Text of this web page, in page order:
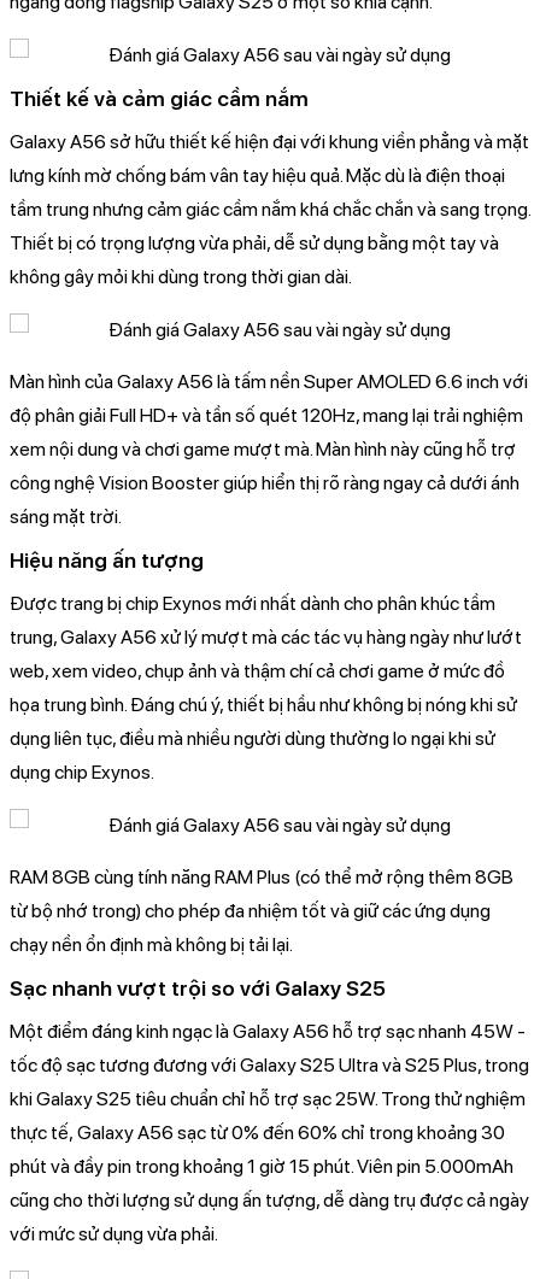
Thiết kế và cảm giác cầm nắm
Galaxy A56 sở hữu thiết kế hiện đại với khung viền phẳng và mặt
lưng kính mờ chống bám vân tay hiệu quả. Mặc dù là điện thoại
tầm trung nhưng cảm giác cầm nắm khá chắc chắn và sang trọng.
Thiết bị có trọng lượng vừa phải, dễ sử dụng bằng một tay và
không gây mỏi khi dùng trong thời gian dài.
Màn hình của Galaxy A56 là tấm nền Super AMOLED 6.6 inch với
độ phân giải Full HD+ và tần số quét 120Hz, mang lại trải nghiệm
xem nội dung và chơi game mượt mà. Màn hình này cũng hỗ trợ
công nghệ Vision Booster giúp hiển thị rõ ràng ngay cả dưới ánh
sáng mặt trời.
Hiệu năng ấn tượng
Được trang bị chip Exynos mới nhất dành cho phân khúc tầm
trung, Galaxy A56 xử lý mượt mà các tác vụ hàng ngày như lướt
web, xem video, chụp ảnh và thậm chí cả chơi game ở mức đồ
họa trung bình. Đáng chú ý, thiết bị hầu như không bị nóng khi sử
dụng liên tục, điều mà nhiều người dùng thường lo ngại khi sử
dụng chip Exynos.
RAM 8GB cùng tính năng RAM Plus (có thể mở rộng thêm 8GB
từ bộ nhớ trong) cho phép đa nhiệm tốt và giữ các ứng dụng
chạy nền ổn định mà không bị tải lại.
Sạc nhanh vượt trội so với Galaxy S25
Một điểm đáng kinh ngạc là Galaxy A56 hỗ trợ sạc nhanh 45W -
tốc độ sạc tương đương với Galaxy S25 Ultra và S25 Plus, trong
khi Galaxy S25 tiêu chuẩn chỉ hỗ trợ sạc 25W. Trong thử nghiệm
thực tế, Galaxy A56 sạc từ 0% đến 60% chỉ trong khoảng 30
phút và đầy pin trong khoảng 1 giờ 15 phút. Viên pin 5.000mAh
cũng cho thời lượng sử dụng ấn tượng, dễ dàng trụ được cả ngày
với mức sử dụng vừa phải.